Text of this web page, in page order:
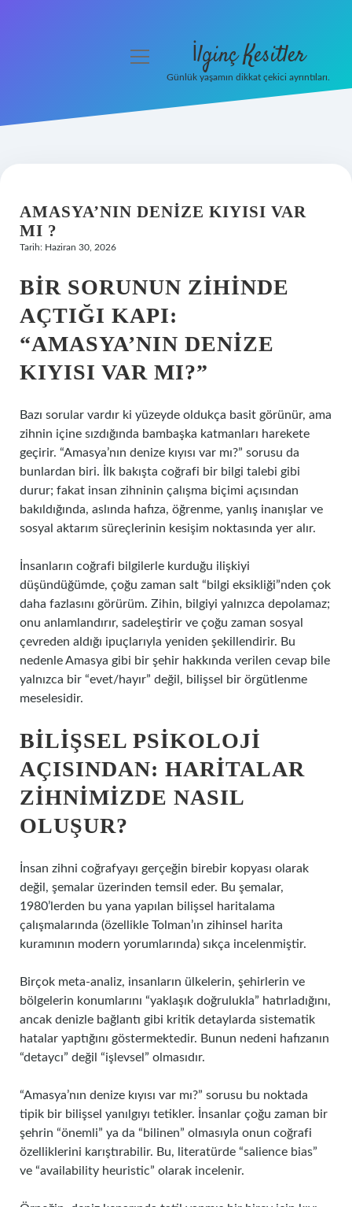
Hakkımızda
menüyü
İlginç Kesitler
Günlük yaşamın dikkat çekici ayrıntıları.
AMASYA’NIN DENIZE KIYISI VAR
MI ?
Tarih: Haziran 30, 2026
BIR SORUNUN ZIHINDE
AÇTIĞI KAPI:
“AMASYA’NIN DENIZE
KIYISI VAR MI?”
Bazı sorular vardır ki yüzeyde oldukça basit görünür, ama
zihnin içine sızdığında bambaşka katmanları harekete
geçirir. “Amasya’nın denize kıyısı var mı?” sorusu da
bunlardan biri. İlk bakışta coğrafi bir bilgi talebi gibi
durur; fakat insan zihninin çalışma biçimi açısından
bakıldığında, aslında hafıza, öğrenme, yanlış inanışlar ve
sosyal aktarım süreçlerinin kesişim noktasında yer alır.
İnsanların coğrafi bilgilerle kurduğu ilişkiyi
düşündüğümde, çoğu zaman salt “bilgi eksikliği”nden çok
daha fazlasını görürüm. Zihin, bilgiyi yalnızca depolamaz;
onu anlamlandırır, sadeleştirir ve çoğu zaman sosyal
çevreden aldığı ipuçlarıyla yeniden şekillendirir. Bu
nedenle Amasya gibi bir şehir hakkında verilen cevap bile
yalnızca bir “evet/hayır” değil, bilişsel bir örgütlenme
meselesidir.
BILIŞSEL PSIKOLOJI
AÇISINDAN: HARITALAR
ZIHNIMIZDE NASIL
OLUŞUR?
İnsan zihni coğrafyayı gerçeğin birebir kopyası olarak
değil, şemalar üzerinden temsil eder. Bu şemalar,
1980’lerden bu yana yapılan bilişsel haritalama
çalışmalarında (özellikle Tolman’ın zihinsel harita
kuramının modern yorumlarında) sıkça incelenmiştir.
Birçok meta-analiz, insanların ülkelerin, şehirlerin ve
bölgelerin konumlarını “yaklaşık doğrulukla” hatırladığını,
ancak denizle bağlantı gibi kritik detaylarda sistematik
hatalar yaptığını göstermektedir. Bunun nedeni hafızanın
“detaycı” değil “işlevsel” olmasıdır.
“Amasya’nın denize kıyısı var mı?” sorusu bu noktada
tipik bir bilişsel yanılgıyı tetikler. İnsanlar çoğu zaman bir
şehrin “önemli” ya da “bilinen” olmasıyla onun coğrafi
özelliklerini karıştırabilir. Bu, literatürde “salience bias”
ve “availability heuristic” olarak incelenir.